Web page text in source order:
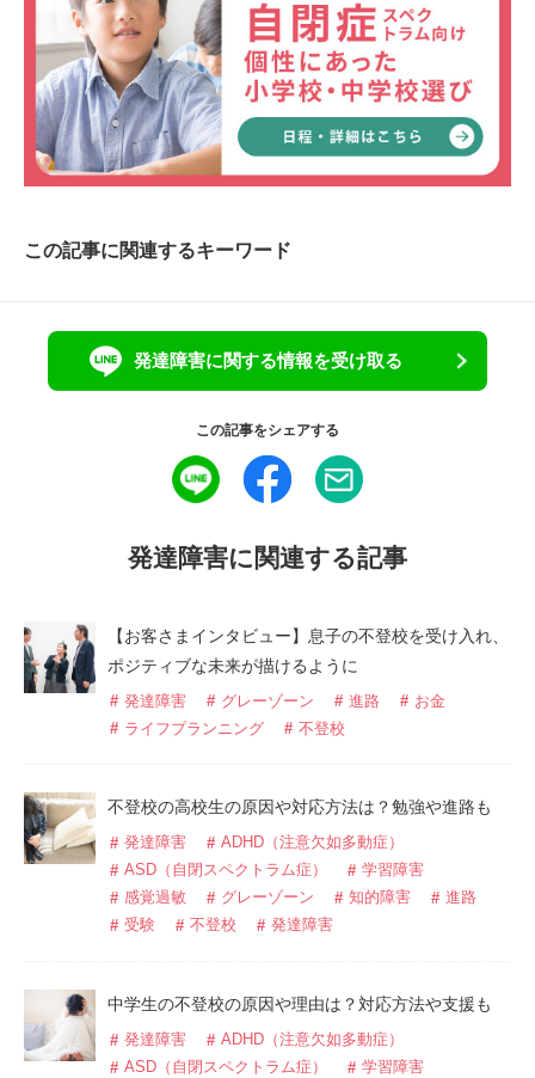
この記事に関連するキーワード
発達障害に関する情報を受け取る
この記事をシェアする
発達障害に関連する記事
【お客さまインタビュー】息子の不登校を受け入れ、
ポジティブな未来が描けるように
発達障害 グレーゾーン 進路
お金
ライフプランニング
不登校
不登校の高校生の原因や対応方法は？勉強や進路も
発達障害
ADHD（注意欠如多動症）
ASD（自閉スペクトラム症）
学習障害
感覚過敏
グレーゾーン 知的障害
進路
受験
不登校 発達障害
中学生の不登校の原因や理由は？対応方法や支援も
発達障害
ADHD（注意欠如多動症）
ASD（自閉スペクトラム症）
学習障害